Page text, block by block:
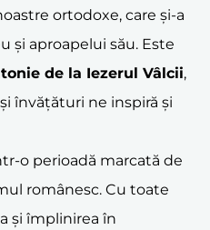
ortodoxe, care și-a
și aproapelui său. Este
de la Iezerul Vâlcii,
învățături ne inspiră și
o perioadă marcată de
românesc. Cu toate
și împlinirea în